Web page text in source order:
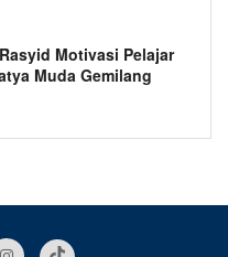
Motivasi Pelajar
Muda Gemilang